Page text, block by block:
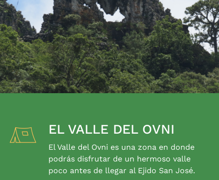
EL VALLE DEL OVNI
El Valle del Ovni es una zona en donde
podrás disfrutar de un hermoso valle
poco antes de llegar al Ejido San José.